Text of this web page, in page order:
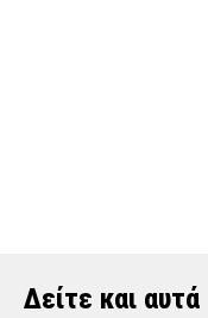
Δείτε και αυτά